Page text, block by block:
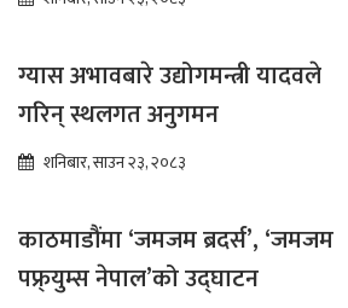
ग्यास अभावबारे उद्योगमन्त्री यादवले
गरिन् स्थलगत अनुगमन
शनिबार, साउन २३, २०८३
काठमाडौंमा ‘जमजम ब्रदर्स’, ‘जमजम
पफ्र्युम्स नेपाल’को उद्घाटन